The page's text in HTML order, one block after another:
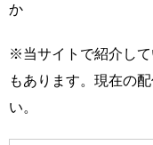
か
※当サイトで紹介し
もあります。現在の
い。